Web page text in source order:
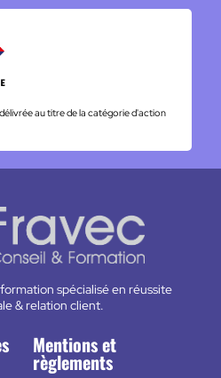
au titre de la catégorie d'action
spécialisé en réussite
& relation client.
Mentions et
règlements